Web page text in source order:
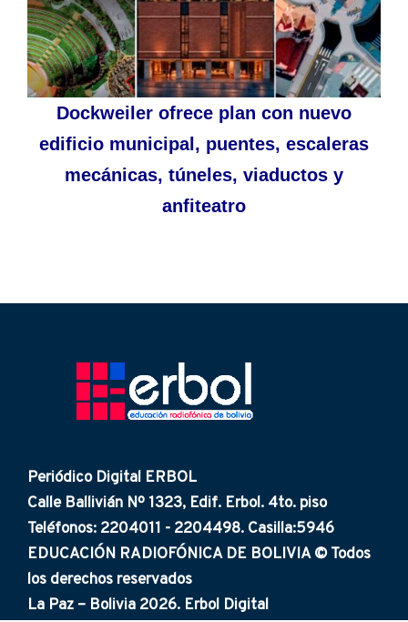
Dockweiler ofrece plan con nuevo
edificio municipal, puentes, escaleras
mecánicas, túneles, viaductos y
anfiteatro
Periódico Digital ERBOL
Calle Ballivián Nº 1323, Edif. Erbol. 4to. piso
Teléfonos: 2204011 - 2204498. Casilla:5946
EDUCACIÓN RADIOFÓNICA DE BOLIVIA © Todos
los derechos reservados
La Paz – Bolivia 2026. Erbol Digital